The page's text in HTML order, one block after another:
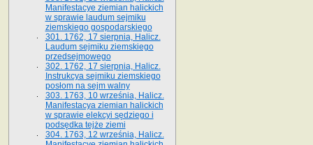
Manifestacye ziemian halickich
w sprawie laudum sejmiku
ziemskiego gospodarskiego
301. 1762, 17 sierpnia, Halicz.
Laudum sejmiku ziemskiego
przedsejmowego
302. 1762, 17 sierpnia, Halicz.
Instrukcya sejmiku ziemskiego
posłom na sejm walny
303. 1763, 10 września, Halicz.
Manifestacya ziemian halickich
w sprawie elekcyi sędziego i
podsędka tejże ziemi
304. 1763, 12 września, Halicz.